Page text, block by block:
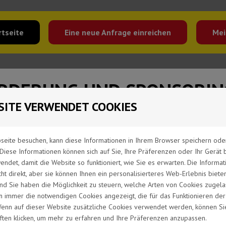
(aktuell) Eine neue Anfrage einreichen
UND
ist als Geldgeber für viele Projekte und Initiativen aus Sport,
ist es allerdings wichtig, Förderung und Sponsoring zu
Bereich für Sie der richtige ist. Zudem ist eine Vorlaufzeit
zu beachten.
VERWENDET COOKIES
besuchen, kann diese Informationen in Ihrem Browser speichern
Informationen können sich auf Sie, Ihre Präferenzen oder Ihr Gerät
damit die Website so funktioniert, wie Sie es erwarten. Die
direkt, aber sie können Ihnen ein personalisierteres Web-Erlebnis
Sie haben die Möglichkeit zu steuern, welche Arten von Cookies
immer die notwendigen Cookies angezeigt, die für das Funktionieren
auf dieser Website zusätzliche Cookies verwendet werden, können
klicken, um mehr zu erfahren und Ihre Präferenzen anzupassen.